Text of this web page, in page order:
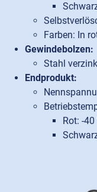
Farben: In
Gewindebolzen:
Stahl
Endprodukt:
Rot: -40